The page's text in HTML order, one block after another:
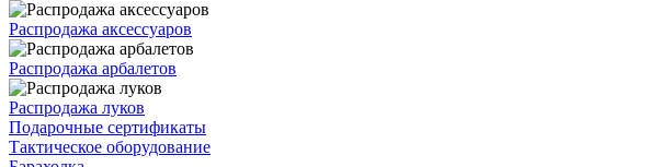
Распродажа аксессуаров
Распродажа арбалетов
Распродажа луков
Подарочные сертификаты
Тактическое оборудование